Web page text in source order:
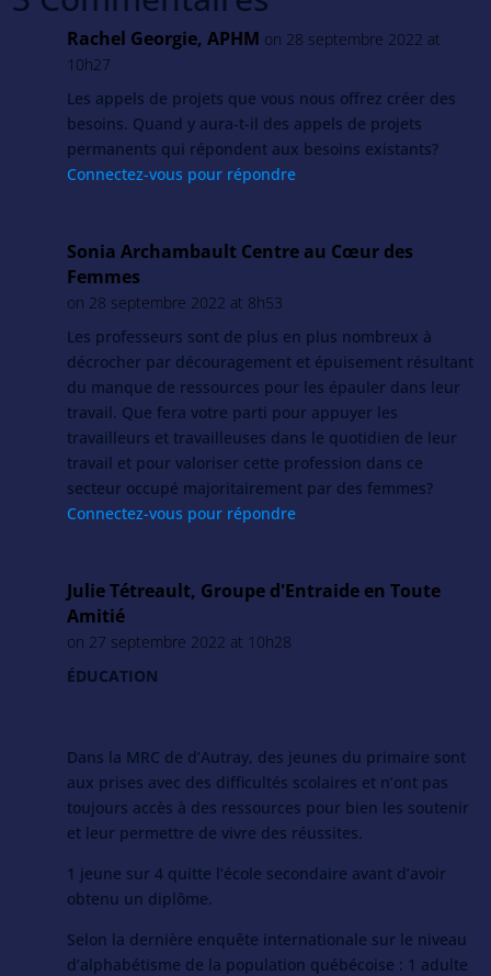
Rachel Georgie, APHM on 28 septembre 2022 at
10h27
Les appels de projets que vous nous offrez créer des
besoins. Quand y aura-t-il des appels de projets
permanents qui répondent aux besoins existants?
Connectez-vous pour répondre
Sonia Archambault Centre au Cœur des
Femmes
on 28 septembre 2022 at 8h53
Les professeurs sont de plus en plus nombreux à
décrocher par découragement et épuisement résultant
du manque de ressources pour les épauler dans leur
travail. Que fera votre parti pour appuyer les
travailleurs et travailleuses dans le quotidien de leur
travail et pour valoriser cette profession dans ce
secteur occupé majoritairement par des femmes?
Connectez-vous pour répondre
Julie Tétreault, Groupe d'Entraide en Toute
Amitié
on 27 septembre 2022 at 10h28
ÉDUCATION
Dans la MRC de d’Autray, des jeunes du primaire sont
aux prises avec des difficultés scolaires et n’ont pas
toujours accès à des ressources pour bien les soutenir
et leur permettre de vivre des réussites.
1 jeune sur 4 quitte l’école secondaire avant d’avoir
obtenu un diplôme.
Selon la dernière enquête internationale sur le niveau
d’alphabétisme de la population québécoise : 1 adulte